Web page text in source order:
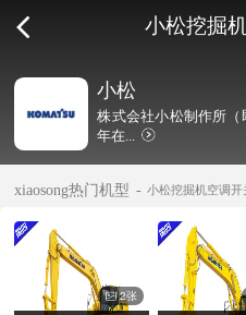
小松挖掘
小松
株式会社小松制作所（
年在...
xiaosong热门机型 小松挖掘机空调开
2张